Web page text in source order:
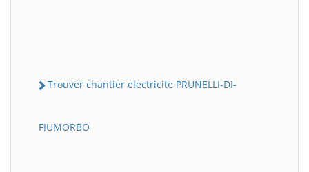
Trouver chantier electricite PRUNELLI-DI-
FIUMORBO